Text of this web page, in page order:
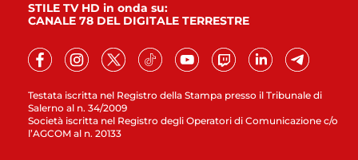
Testata iscritta nel Registro della Stampa presso il Tribunale di
Salerno al n. 34/2009
Società iscritta nel Registro degli Operatori di Comunicazione c/o
l’AGCOM al n. 20133
STILE TV HD in onda su:
CANALE 78 DEL DIGITALE TERRESTRE